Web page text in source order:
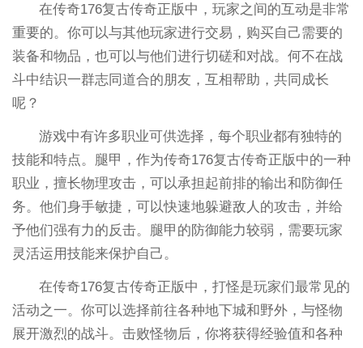
在传奇176复古传奇正版中，玩家之间的互动是非常
重要的。你可以与其他玩家进行交易，购买自己需要的
装备和物品，也可以与他们进行切磋和对战。何不在战
斗中结识一群志同道合的朋友，互相帮助，共同成长
呢？
游戏中有许多职业可供选择，每个职业都有独特的
技能和特点。腿甲，作为传奇176复古传奇正版中的一种
职业，擅长物理攻击，可以承担起前排的输出和防御任
务。他们身手敏捷，可以快速地躲避敌人的攻击，并给
予他们强有力的反击。腿甲的防御能力较弱，需要玩家
灵活运用技能来保护自己。
在传奇176复古传奇正版中，打怪是玩家们最常见的
活动之一。你可以选择前往各种地下城和野外，与怪物
展开激烈的战斗。击败怪物后，你将获得经验值和各种